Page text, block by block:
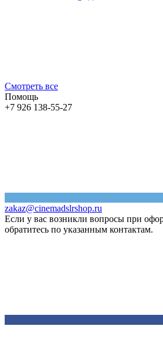
Смотреть все
Помощь
+7 926 138-55-27
zakaz@cinemadslrshop.ru
Если у вас возникли вопросы при
обратитесь по указанным контактам.